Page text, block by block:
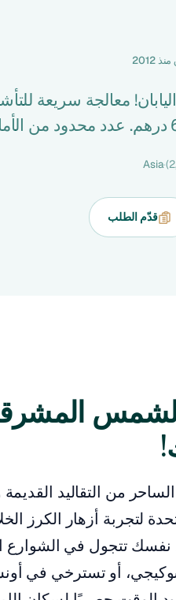
2012
معالجة سريعة
·
Asia
قدّم الطلب
الساحر من التقاليد
لتجربة أزهار الكرز
نفسك تتجول في
أو تسترخي في